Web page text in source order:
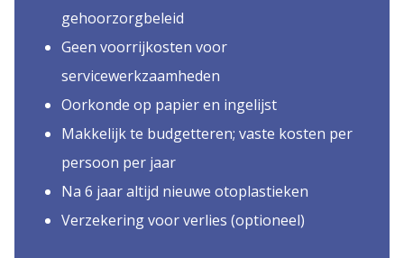
gehoorzorgbeleid
Geen voorrijkosten voor
servicewerkzaamheden
Oorkonde op papier en ingelijst
Makkelijk te budgetteren; vaste kosten per
persoon per jaar
Na 6 jaar altijd nieuwe otoplastieken
Verzekering voor verlies (optioneel)